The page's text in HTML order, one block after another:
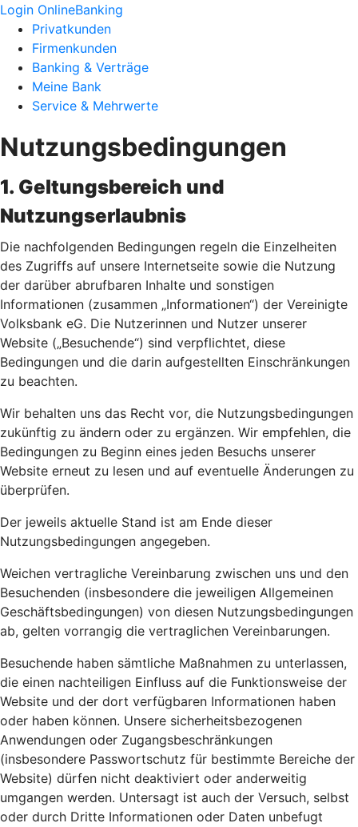
Login OnlineBanking
Privatkunden
Firmenkunden
Banking & Verträge
Meine Bank
Service & Mehrwerte
Nutzungsbedingungen
1. Geltungsbereich und
Nutzungserlaubnis
Die nachfolgenden Bedingungen regeln die Einzelheiten
des Zugriffs auf unsere Internetseite sowie die Nutzung
der darüber abrufbaren Inhalte und sonstigen
Informationen (zusammen „Informationen“) der Vereinigte
Volksbank eG. Die Nutzerinnen und Nutzer unserer
Website („Besuchende“) sind verpflichtet, diese
Bedingungen und die darin aufgestellten Einschränkungen
zu beachten.
Wir behalten uns das Recht vor, die Nutzungsbedingungen
zukünftig zu ändern oder zu ergänzen. Wir empfehlen, die
Bedingungen zu Beginn eines jeden Besuchs unserer
Website erneut zu lesen und auf eventuelle Änderungen zu
überprüfen.
Der jeweils aktuelle Stand ist am Ende dieser
Nutzungsbedingungen angegeben.
Weichen vertragliche Vereinbarung zwischen uns und den
Besuchenden (insbesondere die jeweiligen Allgemeinen
Geschäftsbedingungen) von diesen Nutzungsbedingungen
ab, gelten vorrangig die vertraglichen Vereinbarungen.
Besuchende haben sämtliche Maßnahmen zu unterlassen,
die einen nachteiligen Einfluss auf die Funktionsweise der
Website und der dort verfügbaren Informationen haben
oder haben können. Unsere sicherheitsbezogenen
Anwendungen oder Zugangsbeschränkungen
(insbesondere Passwortschutz für bestimmte Bereiche der
Website) dürfen nicht deaktiviert oder anderweitig
umgangen werden. Untersagt ist auch der Versuch, selbst
oder durch Dritte Informationen oder Daten unbefugt